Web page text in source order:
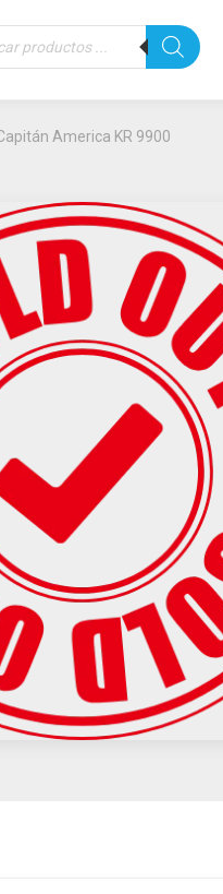
America KR 9900